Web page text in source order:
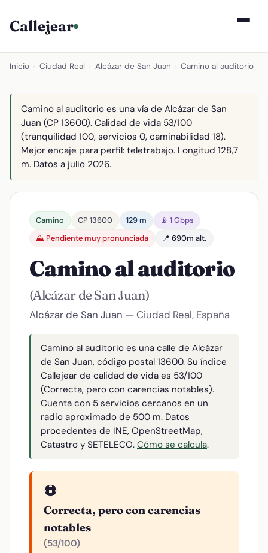
Callejear
Inicio Ciudad Real Alcázar de San Juan Camino al auditorio
Camino al auditorio es una vía de Alcázar de San
Juan (CP 13600). Calidad de vida 53/100
(tranquilidad 100, servicios 0, caminabilidad 18).
Mejor encaje para perfil: teletrabajo. Longitud 128,7
m. Datos a julio 2026.
Camino CP 13600 129 m
📡 1 Gbps
⛰️ Pendiente muy pronunciada
📍 690m alt.
Camino al auditorio
(Alcázar de San Juan)
Alcázar de San Juan — Ciudad Real, España
Camino al auditorio es una calle de Alcázar
de San Juan, código postal 13600. Su índice
Callejear de calidad de vida es 53/100
(Correcta, pero con carencias notables).
Cuenta con 5 servicios cercanos en un
radio aproximado de 500 m. Datos
procedentes de INE, OpenStreetMap,
Catastro y SETELECO. Cómo se calcula.
🟠
Correcta, pero con carencias
notables
(53/100)